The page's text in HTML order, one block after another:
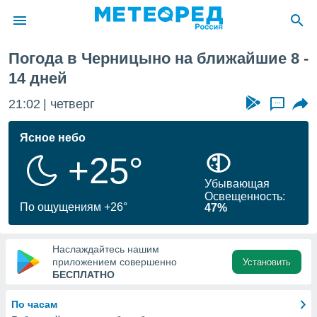
о
к этому
доступ
Погода в Черницыно на ближайшие 8 -
14 дней
21:02 четверг ...
Ясное небо
+25°
По ощущениям +26°
Убывающая
Освещенность:
47%
Наслаждайтесь нашим
приложением совершенно
БЕСПЛАТНО
Установить
По часам